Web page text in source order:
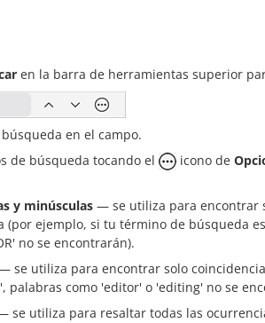
en la barra de herramientas superior
en el campo.
de búsqueda tocando el
icono de
y minúsculas — se utiliza para encontrar
ejemplo, si tu término de búsqueda
no se encontrarán).
se utiliza para encontrar solo
palabras como 'editor' o 'editing' no se
se utiliza para resaltar todas las